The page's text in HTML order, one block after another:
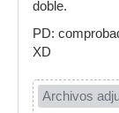
doble.
PD:
XD
Archivos